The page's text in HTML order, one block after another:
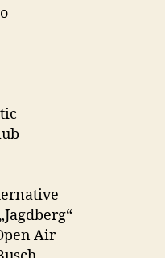
Air